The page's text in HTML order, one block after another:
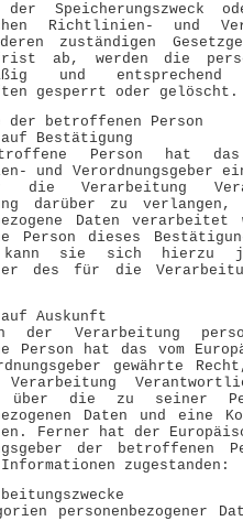
Speicherungszweck
Richtlinien- und
zuständigen
ab, werden die
und
gesperrt oder gelöscht.
der betroffenen Person
Bestätigung
Person hat das
und Verordnungsgeber
die Verarbeitung
darüber zu
Daten verarbeitet
Person dieses
kann sie sich hierzu
des für die
Auskunft
der Verarbeitung
Person hat das vom
gewährte
über die zu seiner
Daten und eine
Ferner hat der
der betroffenen
zugestanden:
personenbezogener